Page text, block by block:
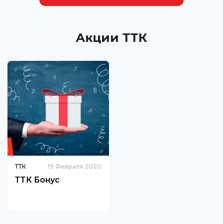
Акции ТТК
ТТК 19 Февраля 2020
ТТК Бонус